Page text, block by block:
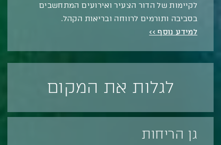
לקיימות של הדור הצעיר ואירועים המתחשבים
בסביבה ותורמים לרווחה ובריאות הקהל.
למידע נוסף >>
לגלות את המקום
גן הריחות